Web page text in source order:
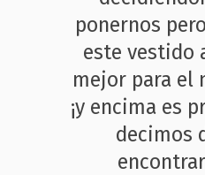
ponernos
este vestido
mejor para el
¡y encima es
decimos